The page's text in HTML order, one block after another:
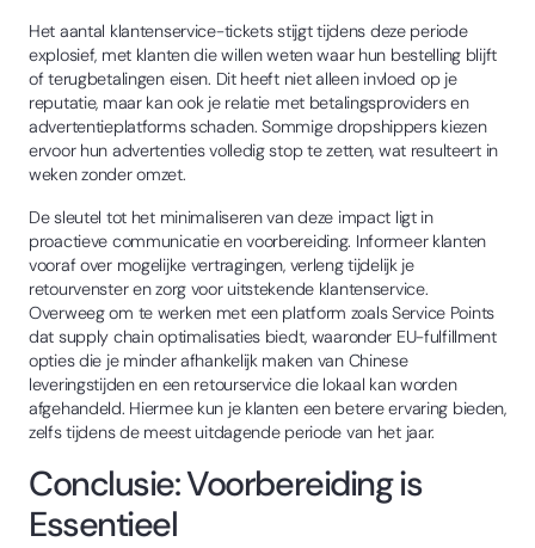
Het aantal klantenservice-tickets stijgt tijdens deze periode
explosief, met klanten die willen weten waar hun bestelling blijft
of terugbetalingen eisen. Dit heeft niet alleen invloed op je
reputatie, maar kan ook je relatie met betalingsproviders en
advertentieplatforms schaden. Sommige dropshippers kiezen
ervoor hun advertenties volledig stop te zetten, wat resulteert in
weken zonder omzet.
De sleutel tot het minimaliseren van deze impact ligt in
proactieve communicatie en voorbereiding. Informeer klanten
vooraf over mogelijke vertragingen, verleng tijdelijk je
retourvenster en zorg voor uitstekende klantenservice.
Overweeg om te werken met een platform zoals Service Points
dat supply chain optimalisaties biedt, waaronder EU-fulfillment
opties die je minder afhankelijk maken van Chinese
leveringstijden en een retourservice die lokaal kan worden
afgehandeld. Hiermee kun je klanten een betere ervaring bieden,
zelfs tijdens de meest uitdagende periode van het jaar.
Conclusie: Voorbereiding is
Essentieel